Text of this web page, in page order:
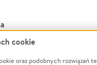
cookie
oraz podobnych rozwiązań